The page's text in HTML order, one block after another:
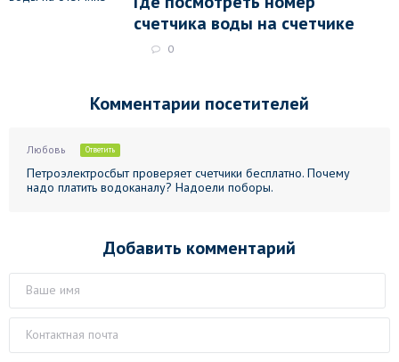
счетчика воды на счетчике
0
Комментарии посетителей
Любовь Ответить
Петроэлектросбыт проверяет счетчики бесплатно. Почему
надо платить водоканалу? Надоели поборы.
Добавить комментарий